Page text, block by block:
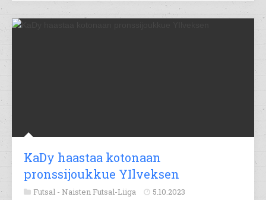
KaDy haastaa kotonaan
pronssijoukkue YIlveksen
Futsal - Naisten Futsal-Liiga 5.10.2023